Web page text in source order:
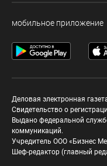
мобильное приложение
Деловая электронная
Свидетельство о
Выдано федеральной
коммуникаций.
Учредитель ООО «Бизнес
Шеф-редактор (главный